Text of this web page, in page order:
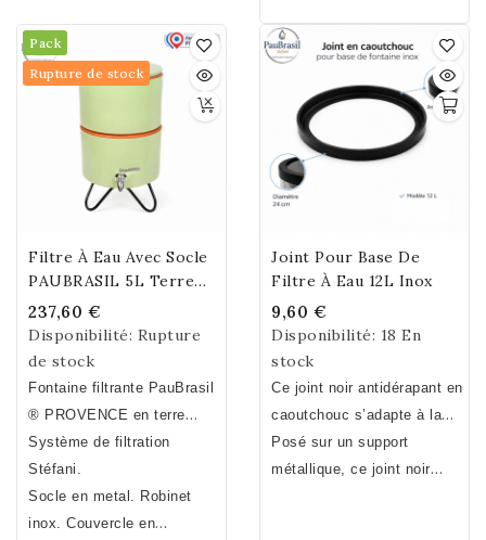
Economique - Durabilité et
Qualité - Filtre à eau
écologique garanti Sans
attention au diamètre
choisi. Diamètre 22 à 23
(conductivité électrique,
corrosion galvanique,
incompatibilité métallique).
Pack
Rupture de stock
Filtre À Eau Avec Socle
PAUBRASIL 5L Terre
Cuite Émaillée Verte
237,60 €
Disponibilité: Rupture
de stock
Fontaine filtrante PauBrasil
® PROVENCE en terre
cuite émaillée vert
pistache. Fait
main.Fabrication Française
Système de filtration
Stéfani.
Socle en metal. Robinet
inox. Couvercle en
Joint Pour Base De
Filtre À Eau 12L Inox
9,60 €
Disponibilité: 18 En
stock
Ce joint noir antidérapant en
caoutchouc s’adapte à la
base du compartiment
inférieur de votre fontaine
Posé sur un support
métallique, ce joint noir